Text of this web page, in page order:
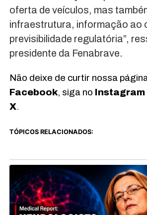
oferta de veículos, mas
infraestrutura, informação ao
previsibilidade regulatória”,
presidente da Fenabrave.
Não deixe de curtir nossa
Facebook, siga no Instagram
X.
TÓPICOS RELACIONADOS: